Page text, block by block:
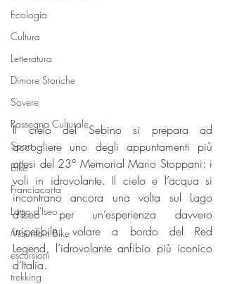
Ecologia
Cultura
Letteratura
Dimore Storiche
Sovere
Rassegna Culturale
Sport
Bike
Franciacorta
Lago d'Iseo
Mountain Bike
escursioni
trekking
Il cielo del Sebino si prepara ad
accogliere uno degli appuntamenti più
attesi del 23° Memorial Mario Stoppani: i
voli in idrovolante. Il cielo e l’acqua si
incontrano ancora una volta sul Lago
d’Iseo per un’esperienza davvero
irripetibile: volare a bordo del Red
Legend, l’idrovolante anfibio più iconico
d’Italia.